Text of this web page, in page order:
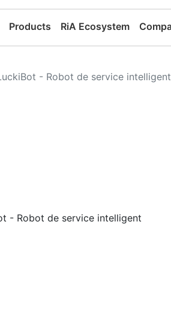
Products RiA Ecosystem
- Robot de service intelligent